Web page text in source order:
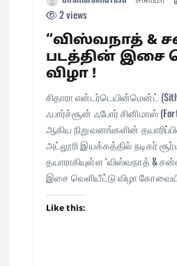
2 views
“விஸ்வநாத் &
படத்தின் இசை
விழா !
சிதாரா என்டர்டெயின்மென்ட்
ஃபார்ச்சூன் ஃபோர் சினிமாஸ்
ஆகிய நிறுவனங்களின்
அட்லூரி இயக்கத்தில் நடிகர்
தயாராகியுள்ள ‘விஸ்வநாத் &
இசை வெளியீட்டு விழா
Like this: